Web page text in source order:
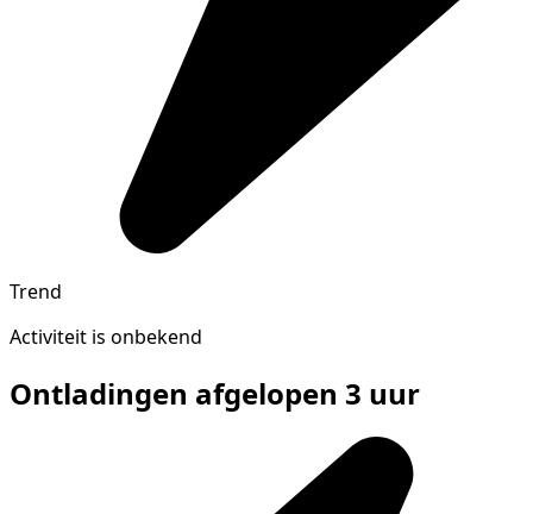
Trend
Activiteit is onbekend
Ontladingen afgelopen 3 uur